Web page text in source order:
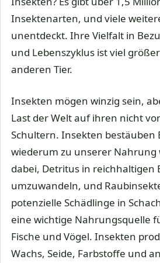
Insektenarten, und viele
unentdeckt. Ihre Vielfalt in
und Lebenszyklus ist viel
anderen Tier.
Insekten mögen winzig sein,
Last der Welt auf ihren nicht
Schultern. Insekten bestäuben
wiederum zu unserer Nahrung
dabei, Detritus in reichhaltigen
umzuwandeln, und
potenzielle Schädlinge in
eine wichtige Nahrungsquelle
Fische und Vögel. Insekten
Wachs, Seide, Farbstoffe und